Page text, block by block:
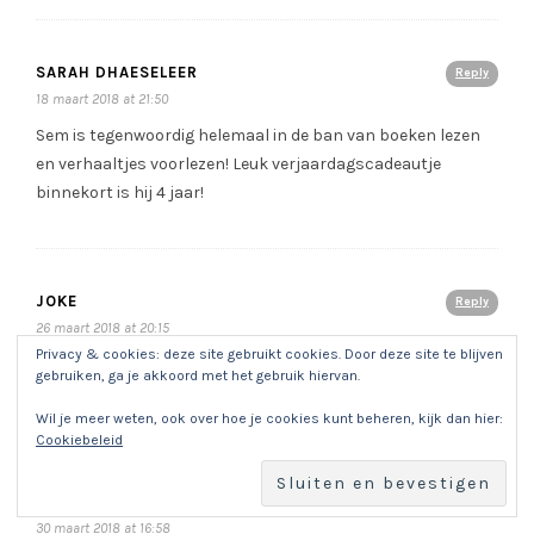
Reply
SARAH DHAESELEER
18 maart 2018 at 21:50
Sem is tegenwoordig helemaal in de ban van boeken lezen
en verhaaltjes voorlezen! Leuk verjaardagscadeautje
binnekort is hij 4 jaar!
Reply
JOKE
26 maart 2018 at 20:15
Lezen én iets bijleren, dat is gewoon de ideale combinatie!
30 maart 2018 at 16:58
Privacy & cookies: deze site gebruikt cookies. Door deze site te blijven
gebruiken, ga je akkoord met het gebruik hiervan.
Wil je meer weten, ook over hoe je cookies kunt beheren, kijk dan hier:
Cookiebeleid